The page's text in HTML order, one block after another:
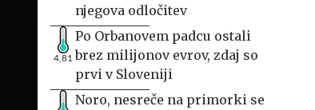
njegova odločitev
4,81
Po Orbanovem padcu ostali
brez milijonov evrov, zdaj so
prvi v Sloveniji
Noro, nesreče na primorki se